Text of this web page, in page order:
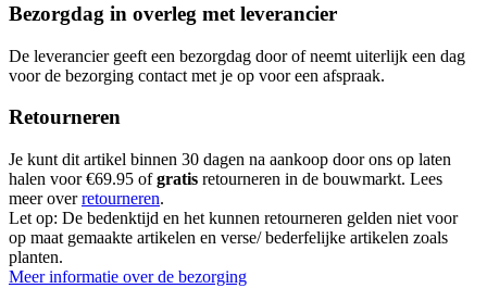
Bezorgdag in overleg met leverancier
De leverancier geeft een bezorgdag door of neemt uiterlijk een dag
voor de bezorging contact met je op voor een afspraak.
Retourneren
Je kunt dit artikel binnen 30 dagen na aankoop door ons op laten
halen voor €69.95 ofgratis retourneren in de bouwmarkt. Lees
meer overretourneren.
Let op: De bedenktijd en het kunnen retourneren gelden niet voor
op maat gemaakte artikelen en verse/ bederfelijke artikelen zoals
planten.
Meer informatie over de bezorging